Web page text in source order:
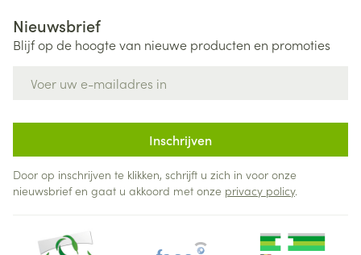
Nieuwsbrief
Blijf op de hoogte van nieuwe producten en promoties
Inschrijven
Door op inschrijven te klikken, schrijft u zich in voor onze
nieuwsbrief en gaat u akkoord met onze privacy policy.